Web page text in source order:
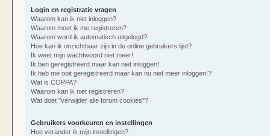
Login en registratie vragen
Waarom kan ik niet inloggen?
Waarom moet ik me registreren?
Waarom word ik automatisch uitgelogd?
Hoe kan ik onzichtbaar zijn in de online gebruikers lijst?
Ik weet mijn wachtwoord niet meer!
Ik ben geregistreerd maar kan niet inloggen!
Ik heb me ooit geregistreerd maar kan nu niet meer inloggen!?
Wat is COPPA?
Waarom kan ik niet registreren?
Wat doet "verwijder alle forum cookies"?
Gebruikers voorkeuren en instellingen
Hoe verander ik mijn instellingen?